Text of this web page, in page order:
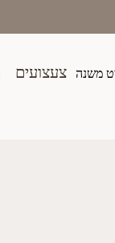
צעצועים